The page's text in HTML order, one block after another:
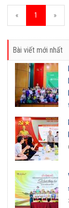
« 1 »
Bài viết mới nhất